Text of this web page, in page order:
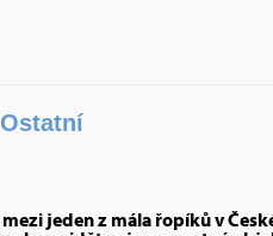
jeden z mála řopíků v